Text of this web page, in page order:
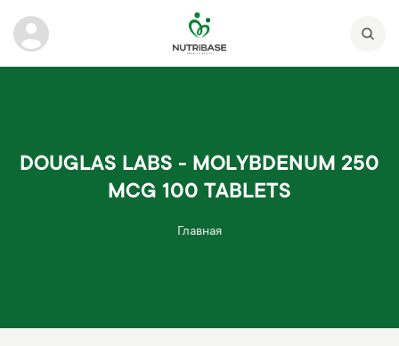
DOUGLAS LABS - MOLYBDENUM 250
MCG 100 TABLETS
Главная